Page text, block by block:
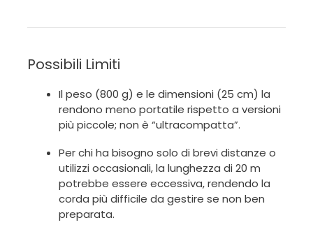
Possibili Limiti
Il peso (800 g) e le dimensioni (25 cm) la
rendono meno portatile rispetto a versioni
più piccole; non è “ultracompatta”.
Per chi ha bisogno solo di brevi distanze o
utilizzi occasionali, la lunghezza di 20 m
potrebbe essere eccessiva, rendendo la
corda più difficile da gestire se non ben
preparata.